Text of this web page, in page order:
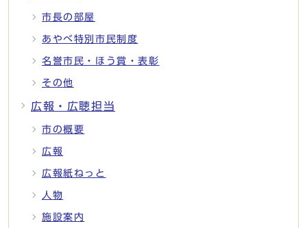
市長の部屋
あやべ特別市民制度
名誉市民・ほう賞・表彰
その他
広報・広聴担当
市の概要
広報
広報紙ねっと
人物
施設案内